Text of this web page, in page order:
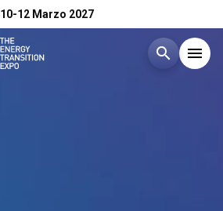
10-12 Marzo 2027
search menu